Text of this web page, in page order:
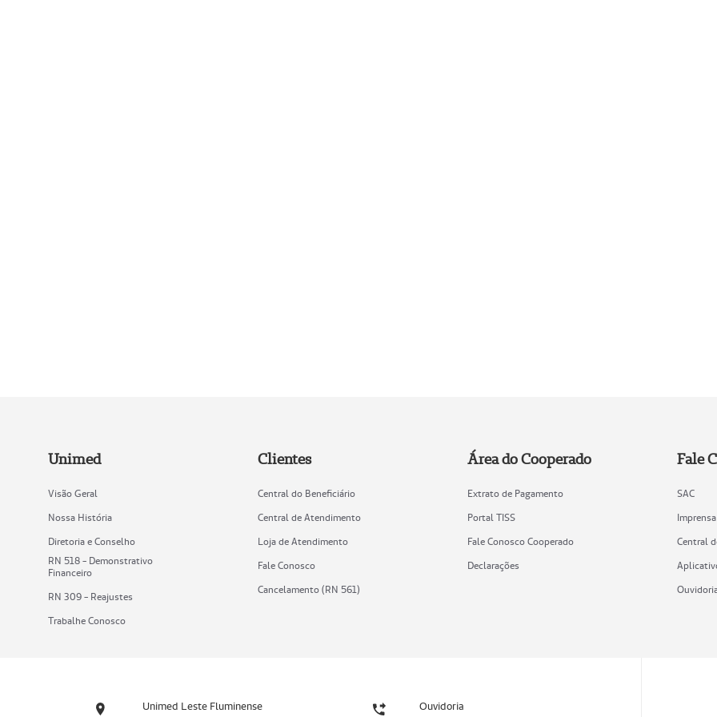
Unimed
Visão Geral
Nossa História
Diretoria e Conselho
RN 518 - Demonstrativo
Financeiro
RN 309 - Reajustes
Trabalhe Conosco
Clientes
Central do Beneficiário
Central de Atendimento
Loja de Atendimento
Fale Conosco
Cancelamento (RN 561)
Área do Cooperado
Extrato de Pagamento
Portal TISS
Fale Conosco Cooperado
Declarações
Fale
SAC
Imprensa
Central
Unimed Leste Fluminense Ouvidoria